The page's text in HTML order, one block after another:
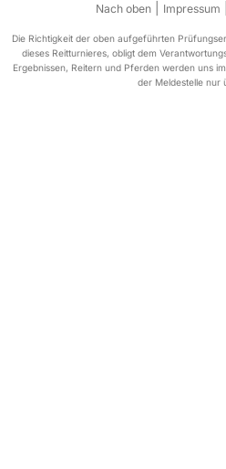
Nach oben Impressum
Die Richtigkeit der oben aufgeführten
dieses Reitturnieres, obligt dem
Ergebnissen, Reitern und Pferden werden uns
der Meldestelle nur